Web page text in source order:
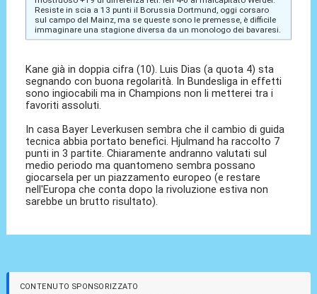
Resiste in scia a 13 punti il Borussia Dortmund, oggi corsaro
sul campo del Mainz, ma se queste sono le premesse, è difficile
immaginare una stagione diversa da un monologo dei bavaresi.
Kane già in doppia cifra (10). Luis Dias (a quota 4) sta
segnando con buona regolarità. In Bundesliga in effetti
sono ingiocabili ma in Champions non li metterei tra i
favoriti assoluti.
In casa Bayer Leverkusen sembra che il cambio di guida
tecnica abbia portato benefici. Hjulmand ha raccolto 7
punti in 3 partite. Chiaramente andranno valutati sul
medio periodo ma quantomeno sembra possano
giocarsela per un piazzamento europeo (e restare
nell'Europa che conta dopo la rivoluzione estiva non
sarebbe un brutto risultato).
CONTENUTO SPONSORIZZATO